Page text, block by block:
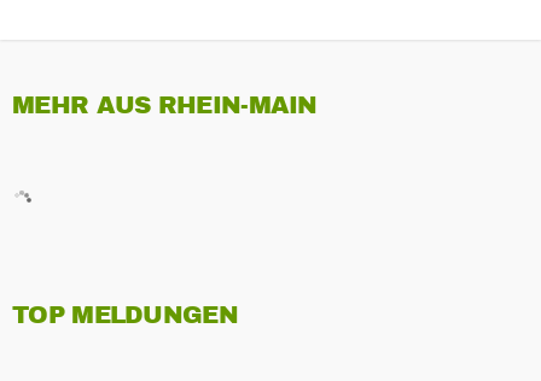
MEHR AUS RHEIN-MAIN
TOP MELDUNGEN